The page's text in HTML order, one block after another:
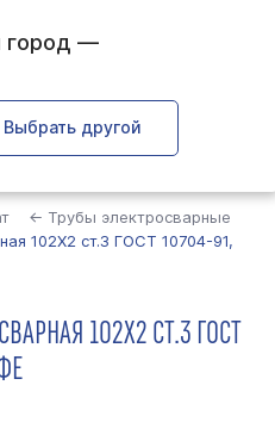
город —
Выбрать другой
← Трубы электросварные
102Х2 ст.3 ГОСТ 10704-91,
102Х2 СТ.3 ГОСТ